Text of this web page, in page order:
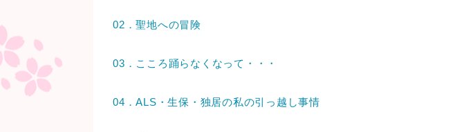
02．聖地への冒険
03．こころ踊らなくなって・・・
04．ALS・生保・独居の私の引っ越し事情